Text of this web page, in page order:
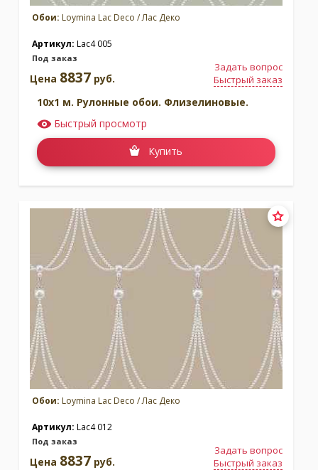
Обои: Loymina Lac Deco / Лас Деко
Артикул: Lac4 005
Под заказ
Задать вопрос
Быстрый заказ
Цена 8837 руб.
10x1 м. Рулонные обои. Флизелиновые.
Быстрый просмотр
Купить
Обои: Loymina Lac Deco / Лас Деко
Артикул: Lac4 012
Под заказ
Задать вопрос
Быстрый заказ
Цена 8837 руб.